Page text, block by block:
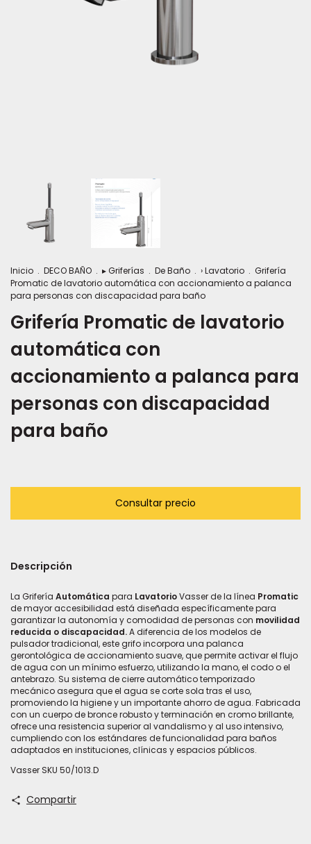
Inicio . DECO BAÑO . ▸ Griferías . De Baño . › Lavatorio . Grifería
Promatic de lavatorio automática con accionamiento a palanca
para personas con discapacidad para baño
Grifería Promatic de lavatorio
automática con
accionamiento a palanca para
personas con discapacidad
para baño
Descripción
La Grifería Automática para LavatorioVasser de la línea Promatic
de mayor accesibilidad está diseñada específicamente para
garantizar la autonomía y comodidad de personas con movilidad
reducida o discapacidad.A diferencia de los modelos de
pulsador tradicional, este grifo incorpora una palanca
gerontológica de accionamiento suave, que permite activar el flujo
de agua con un mínimo esfuerzo, utilizando la mano, el codo o el
antebrazo. Su sistema de cierre automático temporizado
mecánico asegura que el agua se corte sola tras el uso,
promoviendo la higiene y un importante ahorro de agua. Fabricada
con un cuerpo de bronce robusto y terminación en cromo brillante,
ofrece una resistencia superior al vandalismo y al uso intensivo,
cumpliendo con los estándares de funcionalidad para baños
adaptados en instituciones, clínicas y espacios públicos.
Vasser SKU 50/1013.D
Compartir